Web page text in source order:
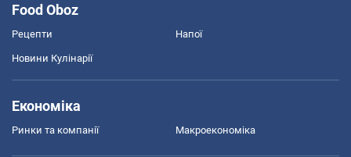
Food Oboz
Рецепти Напої
Новини Кулінарії
Економіка
Ринки та компанії Макроекономіка